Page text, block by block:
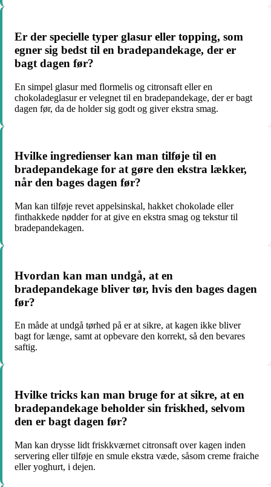
Er der specielle typer glasur eller topping, som
egner sig bedst til en bradepandekage, der er
bagt dagen før?
En simpel glasur med flormelis og citronsaft eller en
chokoladeglasur er velegnet til en bradepandekage, der er bagt
dagen før, da de holder sig godt og giver ekstra smag.
Hvilke ingredienser kan man tilføje til en
bradepandekage for at gøre den ekstra lækker,
når den bages dagen før?
Man kan tilføje revet appelsinskal, hakket chokolade eller
finthakkede nødder for at give en ekstra smag og tekstur til
bradepandekagen.
Hvordan kan man undgå, at en
bradepandekage bliver tør, hvis den bages dagen
før?
En måde at undgå tørhed på er at sikre, at kagen ikke bliver
bagt for længe, samt at opbevare den korrekt, så den bevares
saftig.
Hvilke tricks kan man bruge for at sikre, at en
bradepandekage beholder sin friskhed, selvom
den er bagt dagen før?
Man kan drysse lidt friskkværnet citronsaft over kagen inden
servering eller tilføje en smule ekstra væde, såsom creme fraiche
eller yoghurt, i dejen.